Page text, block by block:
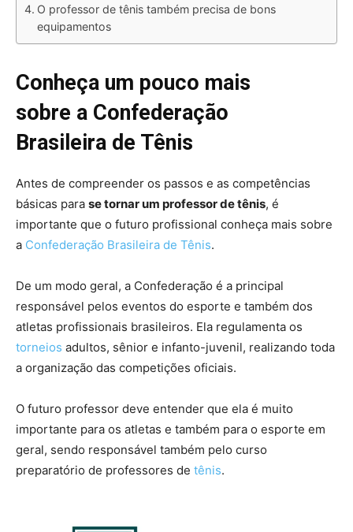
O professor de tênis também precisa de bons
equipamentos
Conheça um pouco mais
sobre a Confederação
Brasileira de Tênis
Antes de compreender os passos e as competências
básicas para se tornar um professor de tênis, é
importante que o futuro profissional conheça mais sobre
a Confederação Brasileira de Tênis.
De um modo geral, a Confederação é a principal
responsável pelos eventos do esporte e também dos
atletas profissionais brasileiros. Ela regulamenta os
torneios adultos, sênior e infanto-juvenil, realizando toda
a organização das competições oficiais.
O futuro professor deve entender que ela é muito
importante para os atletas e também para o esporte em
geral, sendo responsável também pelo curso
preparatório de professores de tênis.